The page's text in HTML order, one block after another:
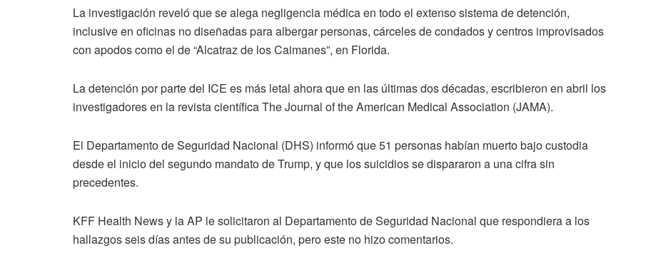
La investigación reveló que se alega negligencia médica en todo el extenso sistema de detención,
inclusive en oficinas no diseñadas para albergar personas, cárceles de condados y centros improvisados
con apodos como el de “Alcatraz de los Caimanes”, en Florida.
La detención por parte del ICE es más letal ahora que en las últimas dos décadas, escribieron en abril los
investigadores en la revista científica The Journal of the American Medical Association (JAMA).
El Departamento de Seguridad Nacional (DHS) informó que 51 personas habían muerto bajo custodia
desde el inicio del segundo mandato de Trump, y que los suicidios se dispararon a una cifra sin
precedentes.
KFF Health News y la AP le solicitaron al Departamento de Seguridad Nacional que respondiera a los
hallazgos seis días antes de su publicación, pero este no hizo comentarios.